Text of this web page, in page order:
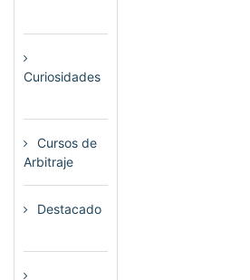
Curiosidades
Cursos de
Arbitraje
Destacado